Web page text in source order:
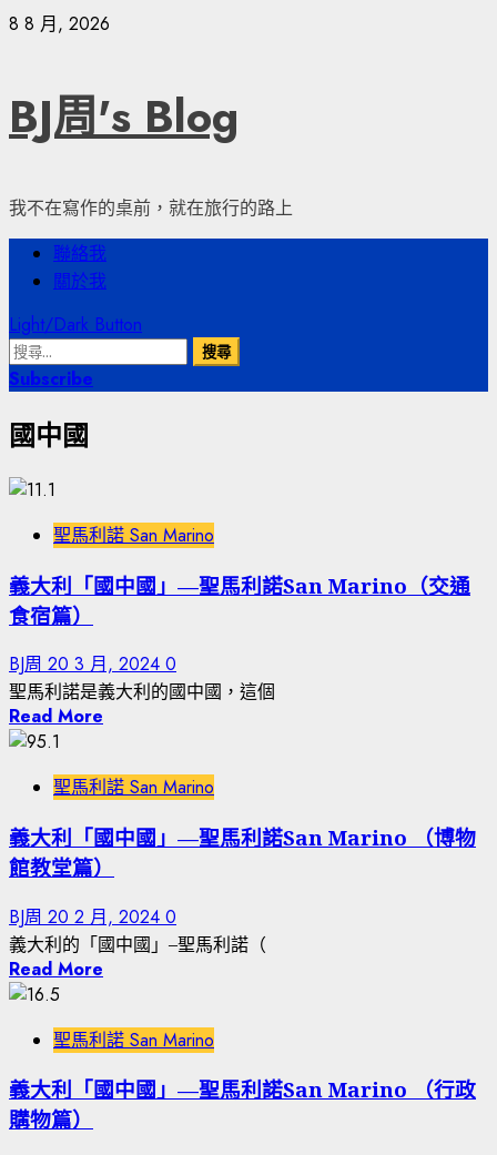
Skip
8 8 月, 2026
BJ周's Blog
我不在寫作的桌前，就在旅行的路上
Primary
Menu
聯絡我
關於我
Light/Dark Button
搜
尋
鍵
Subscribe
國中國
聖馬利諾 San Marino
義大利「國中國」—聖馬利諾San Marino（交通
食宿篇）
BJ周 20 3 月, 2024 0
聖馬利諾是義大利的國中國，這個
Read More
聖馬利諾 San Marino
義大利「國中國」—聖馬利諾San Marino （博物
館教堂篇）
BJ周 20 2 月, 2024 0
義大利的「國中國」–聖馬利諾（
Read More
聖馬利諾 San Marino
義大利「國中國」—聖馬利諾San Marino （行政
購物篇）